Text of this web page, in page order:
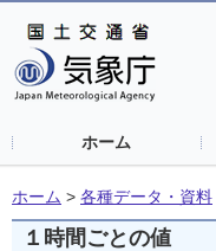
ホーム
ホーム > 各種データ・資料
１時間ごとの値